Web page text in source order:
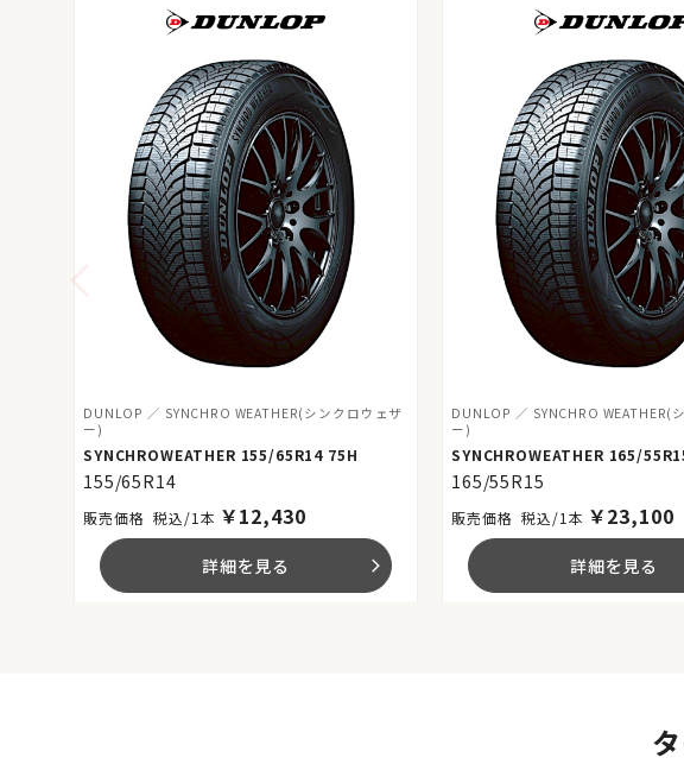
DUNLOP
SYNCHRO WEATHER(シンクロウェザ
ー)
SYNCHROWEATHER 155/65R14 75H
155/65R14
税込/1本 ￥12,430
詳細を見る arrow_forward_ios
DUNLOP
SYNCHRO WEATHER(
ー)
SYNCHROWEATHER 165/
165/55R15
税込/1本 ￥23,100
詳細を見る